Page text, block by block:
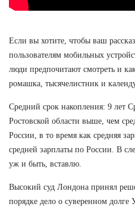
Если вы хотите, чтобы ваш
пользователям мобильных
люди предпочитают смотреть и
ромашка, тысячелистник и
Средний срок накопления: 9 лет
Ростовской области выше, чем
России, в то время как средняя
средней зарплаты по России. В
уж и быть, вставлю.
Высокий суд Лондона принял
порядке дело о суверенном долге